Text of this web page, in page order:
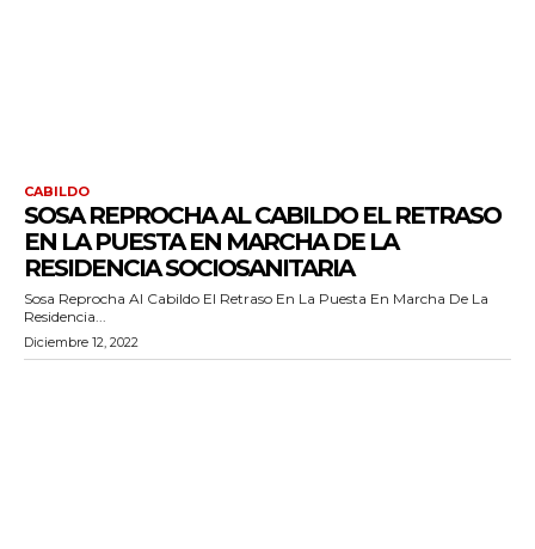
CABILDO
SOSA REPROCHA AL CABILDO EL RETRASO
EN LA PUESTA EN MARCHA DE LA
RESIDENCIA SOCIOSANITARIA
Sosa Reprocha Al Cabildo El Retraso En La Puesta En Marcha De La
Residencia...
Diciembre 12, 2022